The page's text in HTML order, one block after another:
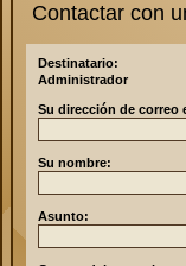
Contactar con
Destinatario:
Administrador
Su dirección de correo
Su nombre:
Asunto: